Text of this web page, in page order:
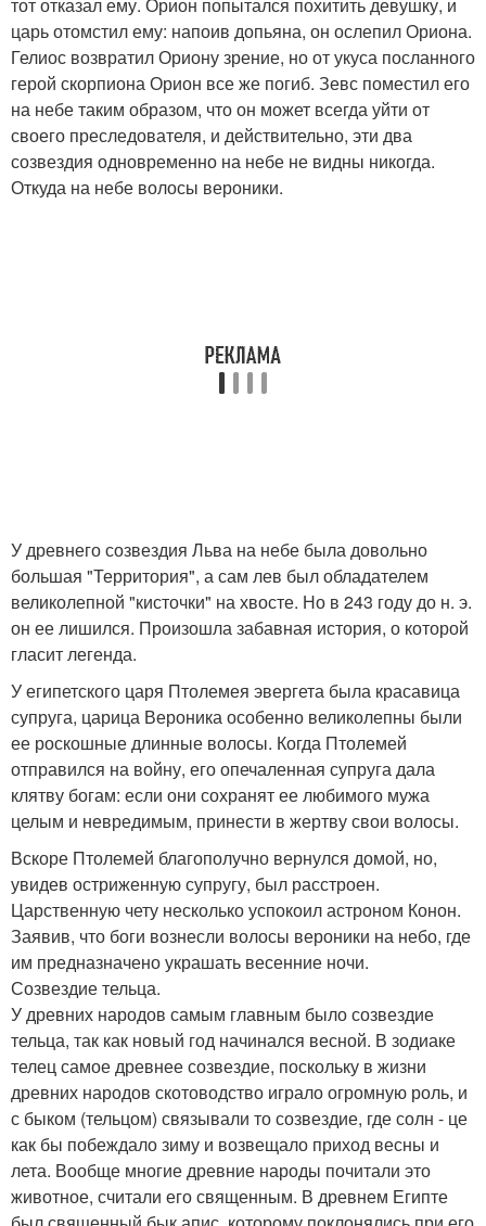
тот отказал ему. Орион попытался похитить девушку, и
царь отомстил ему: напоив допьяна, он ослепил Ориона.
Гелиос возвратил Ориону зрение, но от укуса посланного
герой скорпиона Орион все же погиб. Зевс поместил его
на небе таким образом, что он может всегда уйти от
своего преследователя, и действительно, эти два
созвездия одновременно на небе не видны никогда.
Откуда на небе волосы вероники.
У древнего созвездия Льва на небе была довольно
большая "Территория", а сам лев был обладателем
великолепной "кисточки" на хвосте. Но в 243 году до н. э.
он ее лишился. Произошла забавная история, о которой
гласит легенда.
У египетского царя Птолемея эвергета была красавица
супруга, царица Вероника особенно великолепны были
ее роскошные длинные волосы. Когда Птолемей
отправился на войну, его опечаленная супруга дала
клятву богам: если они сохранят ее любимого мужа
целым и невредимым, принести в жертву свои волосы.
Вскоре Птолемей благополучно вернулся домой, но,
увидев остриженную супругу, был расстроен.
Царственную чету несколько успокоил астроном Конон.
Заявив, что боги вознесли волосы вероники на небо, где
им предназначено украшать весенние ночи.
Созвездие тельца.
У древних народов самым главным было созвездие
тельца, так как новый год начинался весной. В зодиаке
телец самое древнее созвездие, поскольку в жизни
древних народов скотоводство играло огромную роль, и
с быком (тельцом) связывали то созвездие, где солн - це
как бы побеждало зиму и возвещало приход весны и
лета. Вообще многие древние народы почитали это
животное, считали его священным. В древнем Египте